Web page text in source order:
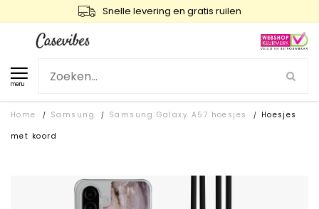
Snelle levering en gratis ruilen
menu
Home / Samsung / Samsung Galaxy A57 hoesjes /
Hoesjes
met koord